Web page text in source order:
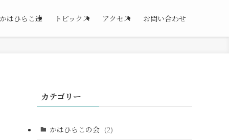
はひらこ達 トピックス アクセス お問い合わせ
カテゴリー
かはひらこの会 (2)